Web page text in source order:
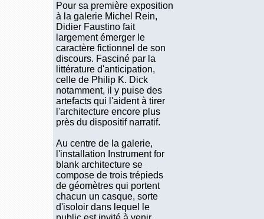
Pour sa première exposition
à la galerie Michel Rein,
Didier Faustino fait
largement émerger le
caractère fictionnel de son
discours. Fasciné par la
littérature d'anticipation,
celle de Philip K. Dick
notamment, il y puise des
artefacts qui l'aident à tirer
l'architecture encore plus
près du dispositif narratif.
Au centre de la galerie,
l'installation Instrument for
blank architecture se
compose de trois trépieds
de géomètres qui portent
chacun un casque, sorte
d'isoloir dans lequel le